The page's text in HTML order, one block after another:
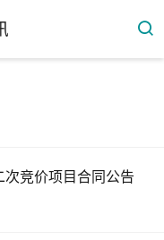
竞价项目合同公告